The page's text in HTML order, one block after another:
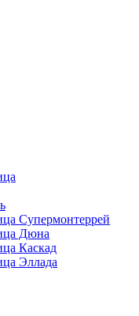
Супермонтеррей
Дюна
Каскад
Эллада